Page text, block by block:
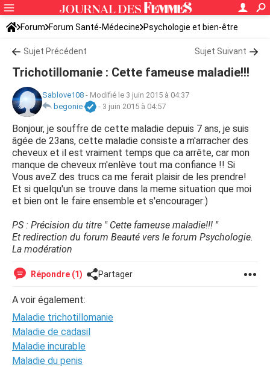
Forum Forum Santé-Médecine Psychologie et bien-être
Sujet Précédent Sujet Suivant
Trichotillomanie : Cette fameuse maladie!!!
Sablove108 - Modifié le 3 juin 2015 à 04:37
begonie
- 3 juin 2015 à 04:57
Bonjour, je souffre de cette maladie depuis 7 ans, je suis
âgée de 23ans, cette maladie consiste a m'arracher des
cheveux et il est vraiment temps que ca arrête, car mon
manque de cheveux m'enlève tout ma confiance !! Si
Vous aveZ des trucs ca me ferait plaisir de les prendre!
Et si quelqu'un se trouve dans la meme situation que moi
et bien ont le faire ensemble et s'encourager:)
PS : Précision du titre " Cette fameuse maladie!!! "
Et redirection du forum Beauté vers le forum Psychologie.
La modération
Répondre (1) Partager
A voir également:
Maladie trichotillomanie
Maladie de cadasil
Maladie incurable
Maladie du penis